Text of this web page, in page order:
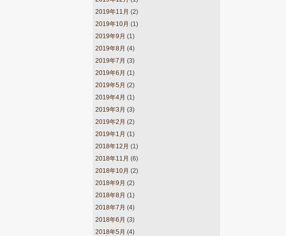
2019年11月 (2)
2019年10月 (1)
2019年9月 (1)
2019年8月 (4)
2019年7月 (3)
2019年6月 (1)
2019年5月 (2)
2019年4月 (1)
2019年3月 (3)
2019年2月 (2)
2019年1月 (1)
2018年12月 (1)
2018年11月 (6)
2018年10月 (2)
2018年9月 (2)
2018年8月 (1)
2018年7月 (4)
2018年6月 (3)
2018年5月 (4)